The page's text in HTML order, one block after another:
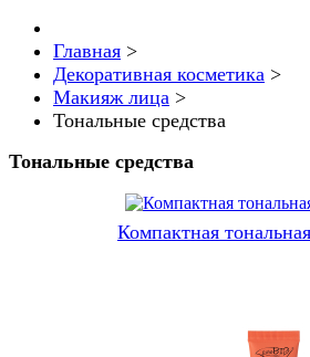
Главная >
Декоративная косметика >
Макияж лица >
Тональные средства
Тональные средства
Компактная